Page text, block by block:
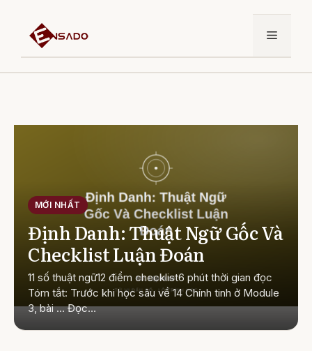
dung
Menu
MỚI NHẤT
Định Danh: Thuật Ngữ Gốc Và
Checklist Luận Đoán
11 số thuật ngữ12 điểm checklist6 phút thời gian đọc
Tóm tắt: Trước khi học sâu về 14 Chính tinh ở Module
3, bài ... Đọc…